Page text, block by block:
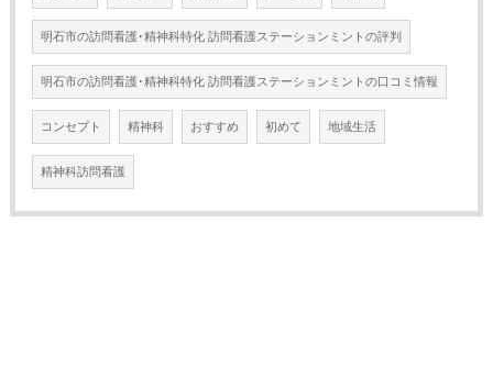
明石市の訪問看護･精神科特化 訪問看護ステーションミントの評判
明石市の訪問看護･精神科特化 訪問看護ステーションミントの口コミ情報
コンセプト 精神科 おすすめ 初めて 地域生活
精神科訪問看護